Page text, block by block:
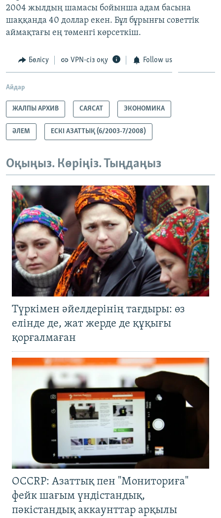
2004 жылдың шамасы бойынша адам басына
шаққанда 40 доллар екен. Бұл бұрынғы советтік
аймақтағы ең төменгі көрсеткіш.
Бөлісу VPN-сіз оқу Follow us
Айдар
ЖАЛПЫ АРХИВ САЯСАТ ЭКОНОМИКА
ӘЛЕМ ЕСКІ АЗАТТЫҚ (6/2003-7/2008)
Оқыңыз. Көріңіз. Тыңдаңыз
Түркімен әйелдерінің тағдыры: өз
елінде де, жат жерде де құқығы
қорғалмаған
OCCRP: Азаттық пен "Мониториға"
фейк шағым үндістандық,
пәкістандық аккаунттар арқылы